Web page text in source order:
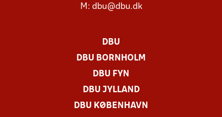
M: dbu@dbu.dk
DBU
DBU BORNHOLM
DBU FYN
DBU JYLLAND
DBU KØBENHAVN